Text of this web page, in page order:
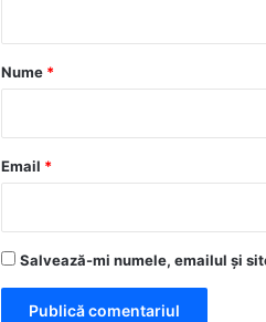
r
*
Nume *
Email *
Salvează-mi numele, emailul și